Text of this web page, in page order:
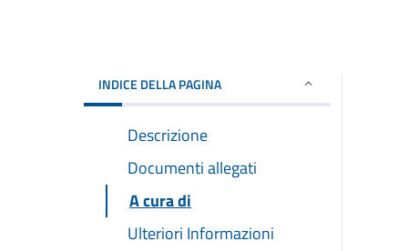
INDICE DELLA PAGINA
Descrizione
Documenti allegati
A cura di
Ulteriori Informazioni